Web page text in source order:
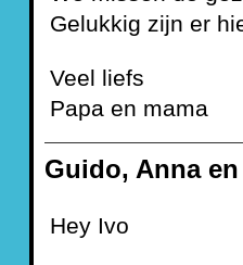
Gelukkig zijn er
Veel liefs
Papa en mama
Guido, Anna
Hey Ivo